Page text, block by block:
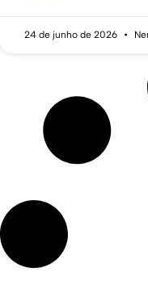
24 de junho de 2026